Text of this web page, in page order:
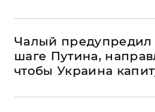
Чалый
шаге Путина,
чтобы Украина